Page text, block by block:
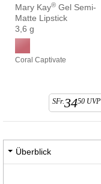
Mary Kay® Gel Semi-
Matte Lipstick
3,6 g
Coral Captivate
SFr.3450 UVP
Überblick